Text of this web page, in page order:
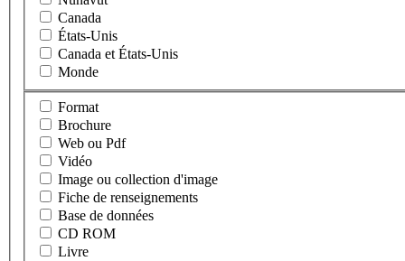
Canada
États-Unis
Canada et États-Unis
Monde
Format
Brochure
Web ou Pdf
Vidéo
Image ou collection d'image
Fiche de renseignements
Base de données
CD ROM
Livre